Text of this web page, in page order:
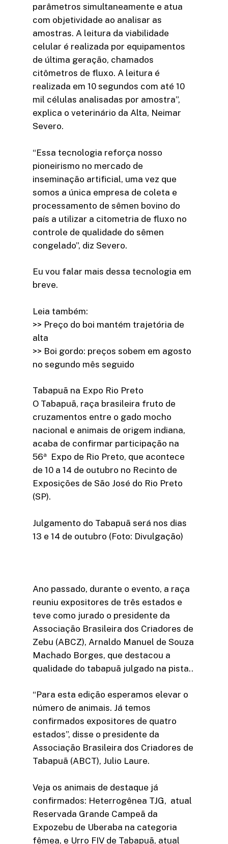
parâmetros simultaneamente e atua
com objetividade ao analisar as
amostras. A leitura da viabilidade
celular é realizada por equipamentos
de última geração, chamados
citômetros de fluxo. A leitura é
realizada em 10 segundos com até 10
mil células analisadas por amostra”,
explica o veterinário da Alta, Neimar
Severo.
“Essa tecnologia reforça nosso
pioneirismo no mercado de
inseminação artificial, uma vez que
somos a única empresa de coleta e
processamento de sêmen bovino do
país a utilizar a citometria de fluxo no
controle de qualidade do sêmen
congelado”, diz Severo.
Eu vou falar mais dessa tecnologia em
breve.
Leia também:
>> Preço do boi mantém trajetória de
alta
>> Boi gordo: preços sobem em agosto
no segundo mês seguido
Tabapuã na Expo Rio Preto
O Tabapuã, raça brasileira fruto de
cruzamentos entre o gado mocho
nacional e animais de origem indiana,
acaba de confirmar participação na
56ª Expo de Rio Preto, que acontece
de 10 a 14 de outubro no Recinto de
Exposições de São José do Rio Preto
(SP).
Julgamento do Tabapuã será nos dias
13 e 14 de outubro (Foto: Divulgação)
Ano passado, durante o evento, a raça
reuniu expositores de três estados e
teve como jurado o presidente da
Associação Brasileira dos Criadores de
Zebu (ABCZ), Arnaldo Manuel de Souza
Machado Borges, que destacou a
qualidade do tabapuã julgado na pista..
“Para esta edição esperamos elevar o
número de animais. Já temos
confirmados expositores de quatro
estados”, disse o presidente da
Associação Brasileira dos Criadores de
Tabapuã (ABCT), Julio Laure.
Veja os animais de destaque já
confirmados: Heterrogênea TJG, atual
Reservada Grande Campeã da
Expozebu de Uberaba na categoria
fêmea, e Urro FIV de Tabapuã, atual